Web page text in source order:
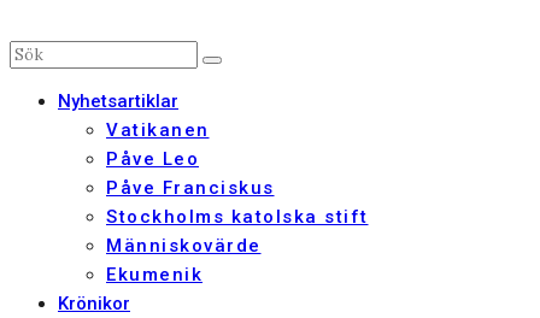
Nyhetsartiklar
Vatikanen
Påve Leo
Påve Franciskus
Stockholms katolska stift
Människovärde
Ekumenik
Krönikor